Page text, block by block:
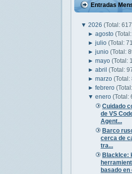
Entradas
▼ 2026 (Total:
►agosto
►julio(Total:
►junio(Total:
►mayo(Total:
►abril(Total:
►marzo(Total:
►febrero
▼enero(Total:
Cuidado
de VS
Agent...
Barco
cerca de
tra...
BlackIce:
basado en